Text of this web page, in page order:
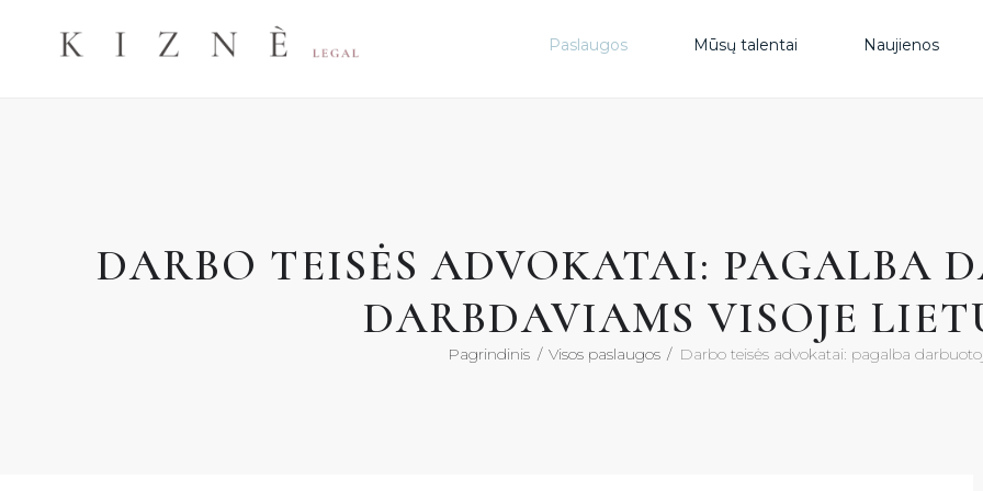
Paslaugos Mūsų talentai Naujienos
DARBO TEISĖS ADVOKATAI: PAGALBA
DARBDAVIAMS VISOJE
Pagrindinis Visos paslaugos Darbo teisės advokatai: pagalba
DUK